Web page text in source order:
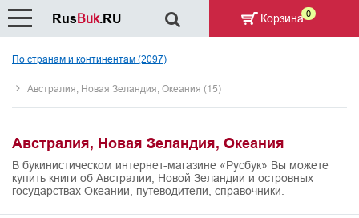
По странам и континентам (2097)
Австралия, Новая Зеландия, Океания (15)
Австралия, Новая Зеландия, Океания
В букинистическом интернет-магазине «Русбук» Вы можете
купить книги об Австралии, Новой Зеландии и островных
государствах Океании, путеводители, справочники.
RusBuk.RU Корзина 0